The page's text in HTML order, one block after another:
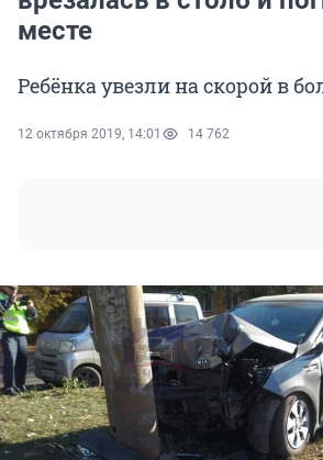
месте
Ребёнка увезли на скорой в
12 октября 2019, 14:01 14 762